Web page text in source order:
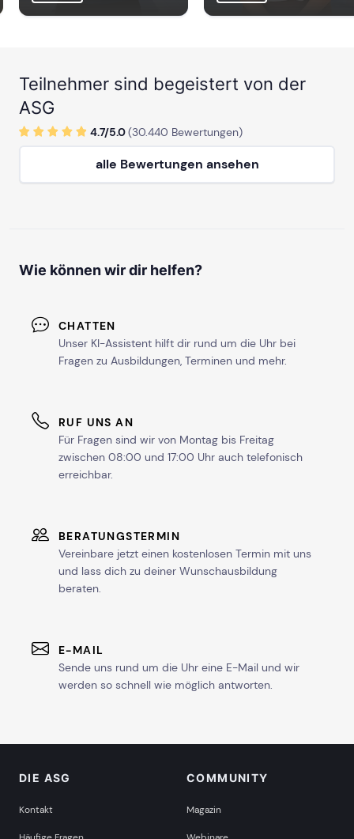
Teilnehmer sind begeistert von der
ASG
4.7/5.0(30.440 Bewertungen)
alle Bewertungen ansehen
Wie können wir dir helfen?
CHATTEN
Unser KI-Assistent hilft dir rund um die Uhr bei
Fragen zu Ausbildungen, Terminen und mehr.
RUF UNS AN
Für Fragen sind wir von Montag bis Freitag
zwischen 08:00 und 17:00 Uhr auch telefonisch
erreichbar.
BERATUNGSTERMIN
Vereinbare jetzt einen kostenlosen Termin mit uns
und lass dich zu deiner Wunschausbildung
beraten.
E-MAIL
Sende uns rund um die Uhr eine E-Mail und wir
werden so schnell wie möglich antworten.
DIE ASG
Kontakt
COMMUNITY
Magazin